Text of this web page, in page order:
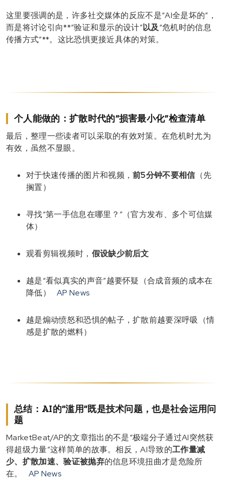
这里要强调的是，许多社交媒体的反应不是“AI全是坏的”，
而是将讨论引向**“验证和显示的设计”以及“危机时的信息
传播方式”**。这比恐惧更接近具体的对策。
个人能做的：扩散时代的“损害最小化”检查清单
最后，整理一些读者可以采取的有效对策。在危机时尤为
有效，虽然不显眼。
对于快速传播的图片和视频，前5分钟不要相信（先
搁置）
寻找“第一手信息在哪里？”（官方发布、多个可信媒
体）
观看剪辑视频时， 假设缺少前后文
越是“看似真实的声音”越要怀疑（合成音频的成本在
降低）
AP News
越是煽动愤怒和恐惧的帖子，扩散前越要深呼吸（情
感是扩散的燃料）
总结：AI的“滥用”既是技术问题，也是社会运用问
题
MarketBeat/AP的文章指出的不是“极端分子通过AI突然获
得超级力量”这样简单的故事。相反，AI导致的工作量减
少、扩散加速、验证被抛弃的信息环境扭曲才是危险所
在。
AP News